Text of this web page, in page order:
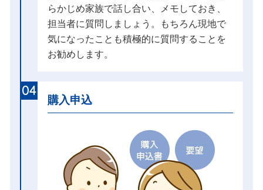
らかじめ家族で話し合い、メモしておき、
担当者に質問しましょう。もちろん現地で
気になったことも積極的に質問することを
お勧めします。
04
購入申込